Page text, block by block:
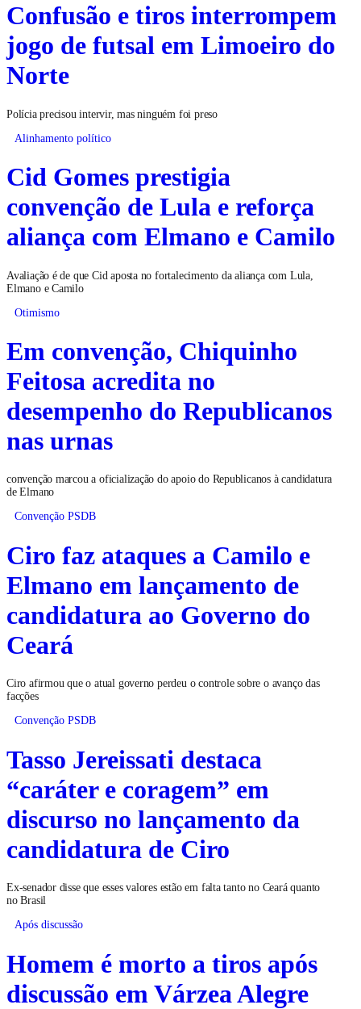
Confusão e tiros interrompem
jogo de futsal em Limoeiro do
Norte
Polícia precisou intervir, mas ninguém foi preso
Alinhamento político
Cid Gomes prestigia
convenção de Lula e reforça
aliança com Elmano e Camilo
Avaliação é de que Cid aposta no fortalecimento da aliança com Lula,
Elmano e Camilo
Otimismo
Em convenção, Chiquinho
Feitosa acredita no
desempenho do Republicanos
nas urnas
convenção marcou a oficialização do apoio do Republicanos à candidatura
de Elmano
Convenção PSDB
Ciro faz ataques a Camilo e
Elmano em lançamento de
candidatura ao Governo do
Ceará
Ciro afirmou que o atual governo perdeu o controle sobre o avanço das
facções
Convenção PSDB
Tasso Jereissati destaca
“caráter e coragem” em
discurso no lançamento da
candidatura de Ciro
Ex-senador disse que esses valores estão em falta tanto no Ceará quanto
no Brasil
Após discussão
Homem é morto a tiros após
discussão em Várzea Alegre